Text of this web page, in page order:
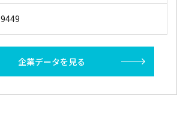
9449
企業データを見る